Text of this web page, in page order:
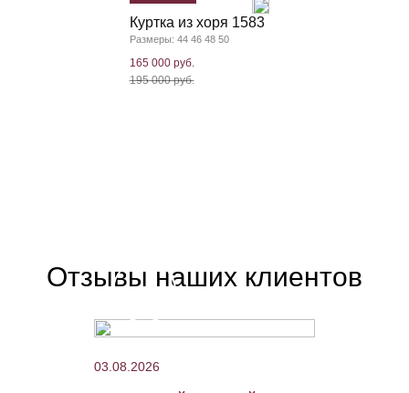
Куртка из хоря 1583
Размеры: 44 46 48 50
165 000 руб.
195 000 руб.
Отзывы наших клиентов
03.08.2026